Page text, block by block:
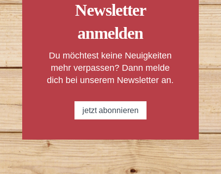
Newsletter
anmelden
Du möchtest keine Neuigkeiten
mehr verpassen? Dann melde
dich bei unserem Newsletter an.
jetzt abonnieren